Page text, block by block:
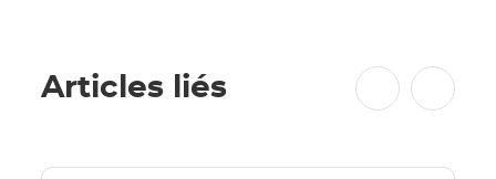
Articles liés